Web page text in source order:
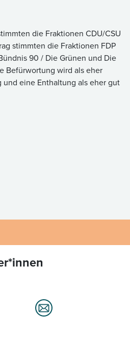
die Fraktionen CDU/CSU
stimmten die Fraktionen FDP
90 / Die Grünen und Die
Befürwortung wird als eher
eine Enthaltung als eher gut